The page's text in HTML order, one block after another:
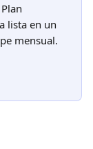
lista en un
mensual.